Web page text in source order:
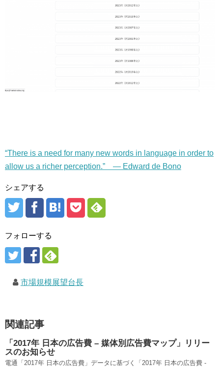
“There is a need for many new words in language in order to
allow us a richer perception.” — Edward de Bono
シェアする
フォローする
市場規模展望台長
関連記事
「2017年 日本の広告費 – 媒体別広告費マップ」リリー
スのお知らせ
電通「2017年 日本の広告費」データに基づく「2017年 日本の広告費 -